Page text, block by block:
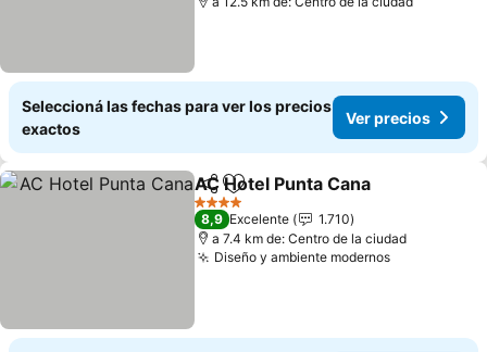
Seleccioná las fechas para ver los precios
exactos
Ver precios
CompartirAñadir a favoritos
AC Hotel Punta Cana
4 Estrellas
8,9 Excelente
1.710
a 7.4 km de: Centro de la ciudad
Diseño y ambiente modernosVer precios